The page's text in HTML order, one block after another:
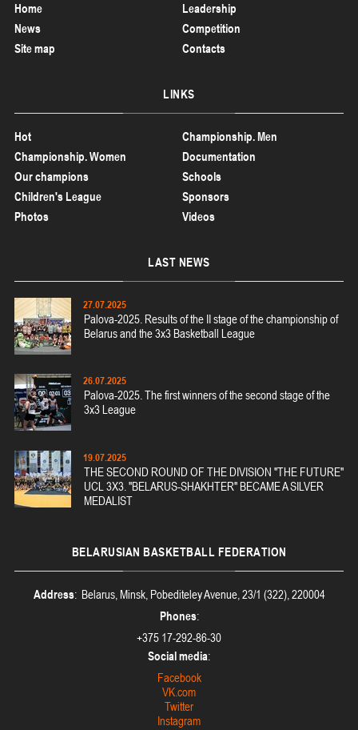
Home
Leadership
News
Competition
Site map
Contacts
LINKS
Hot
Championship. Men
Championship. Women
Documentation
Our champions
Schools
Children's League
Sponsors
Photos
Videos
LAST NEWS
27.07.2025
Palova-2025. Results of the II stage of the championship of
Belarus and the 3x3 Basketball League
26.07.2025
Palova-2025. The first winners of the second stage of the
3x3 League
19.07.2025
THE SECOND ROUND OF THE DIVISION "THE FUTURE"
UCL 3X3. "BELARUS-SHAKHTER" BECAME A SILVER
MEDALIST
BELARUSIAN BASKETBALL FEDERATION
Address: Belarus, Minsk, Pobediteley Avenue, 23/1 (322), 220004
Phones:
+375 17-292-86-30
Social media:
Facebook
VK.com
Twitter
Instagram